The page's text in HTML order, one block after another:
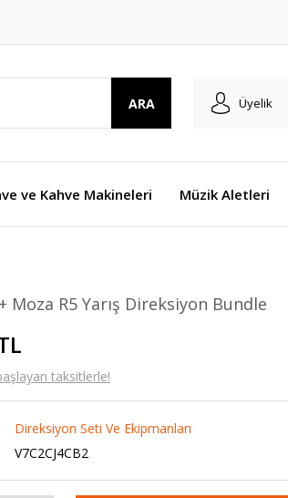
ARA Üyelik
ve Kahve Makineleri Müzik Aletleri
Moza R5 Yarış Direksiyon Bundle
taksitlerle!
Direksiyon Seti Ve Ekipmanları
V7C2CJ4CB2